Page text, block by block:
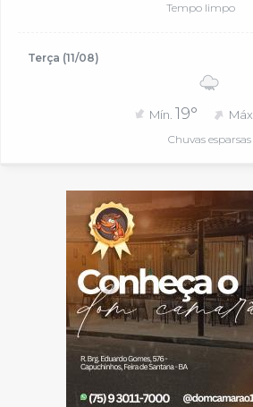
Tempo limpo
Terça (11/08)
Mín. 19° Máx.
Chuvas esparsas